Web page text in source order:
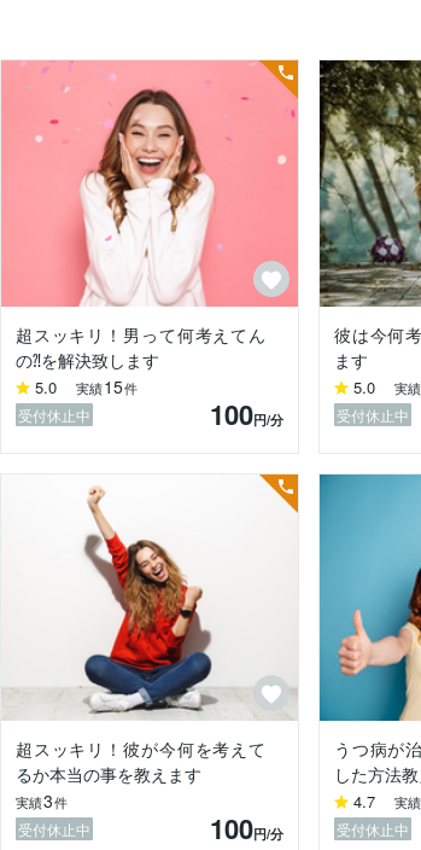
ませんが私の場合は強い不安感・強い恐怖感・パ
らず治りました。(薬に依存してしまうのではないか
供達と楽しく暮らしています。
れる方
来ることがあると思うのでうつ病に関することで何
？
一番早いです。
ら。
た』
ジョン・グレイ氏の著書
一文で
のように考え方は違うもの。
の違いを理解した上で愛し合うことが大切、という
、男心を理解したい時に私を活用してください。
することで
ことができます。
送る為に私が全力でサポートさせて頂きますので
超スッキリ！男って何考えてん
の⁈を解決致します
5.0 実績15件
受付休止中 100円/分
彼は今何
ます
5.0 実績
受付休止中
超スッキリ！彼が今何を考えて
るか本当の事を教えます
実績3件
受付休止中 100円/分
うつ病が
した方法
4.7 実績
受付休止中